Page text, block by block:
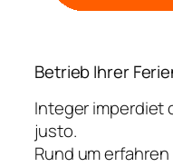
Betrieb Ihrer
Integer imperdiet
justo.
Rund um erfahren